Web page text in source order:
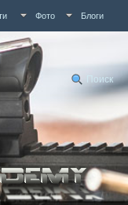
Фото Блоги
Поиск